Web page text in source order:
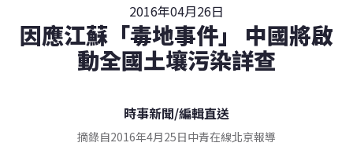
2016年04月26日
因應江蘇「毒地事件」 中國將啟
動全國土壤污染詳查
時事新聞/編輯直送
摘錄自2016年4月25日中青在線北京報導